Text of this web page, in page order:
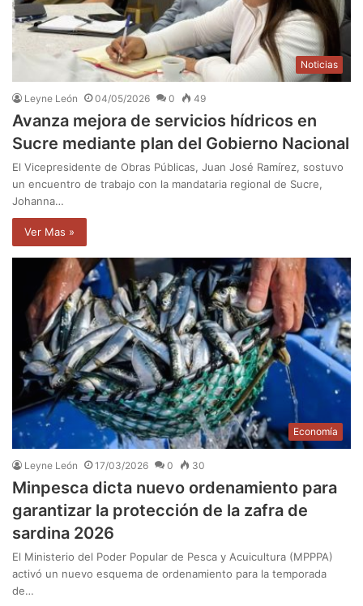
Noticias
Leyne León 04/05/2026 0 49
Avanza mejora de servicios hídricos en
Sucre mediante plan del Gobierno Nacional
El Vicepresidente de Obras Públicas, Juan José Ramírez, sostuvo
un encuentro de trabajo con la mandataria regional de Sucre,
Johanna…
Ver Mas »
Economía
Leyne León 17/03/2026 0 30
Minpesca dicta nuevo ordenamiento para
garantizar la protección de la zafra de
sardina 2026
El Ministerio del Poder Popular de Pesca y Acuicultura (MPPPA)
activó un nuevo esquema de ordenamiento para la temporada
de…